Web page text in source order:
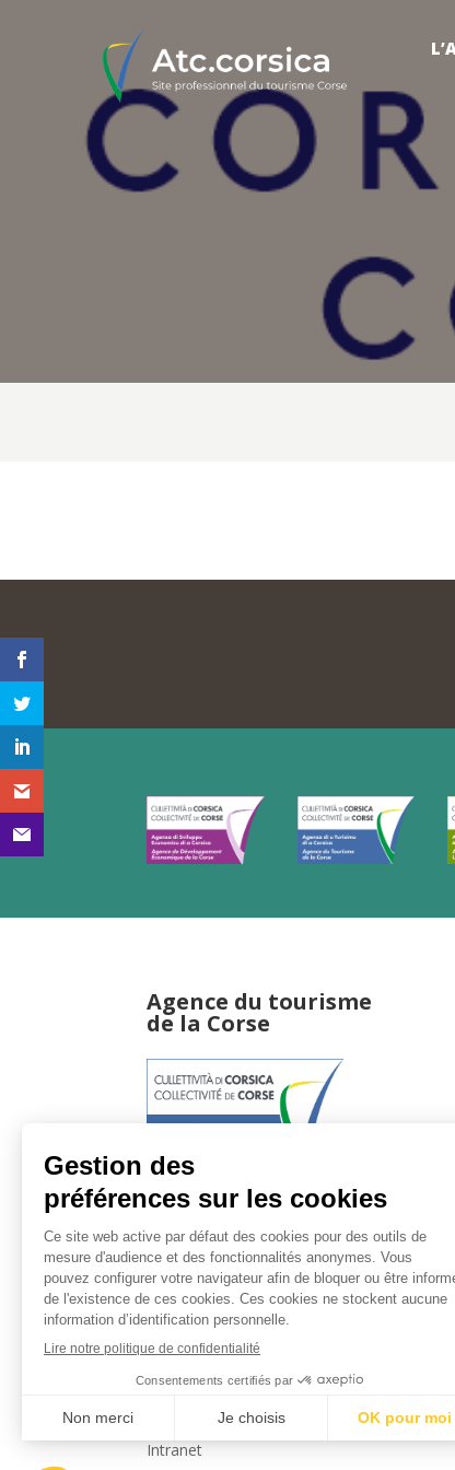
Agence du tourisme
de la Corse
17, boulevard du Roi Jérôme
20181 Ajaccio Cedex 01
T : 04 95 51 77 77
Accueil et horaires
Nous contacter
Politique de confidentialité
Mentions légales
Intranet